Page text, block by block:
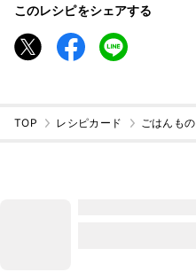
このレシピをシェアする
TOP レシピカード ごはんもの